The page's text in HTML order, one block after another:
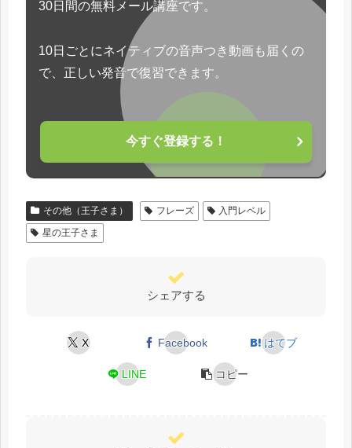
30日間の無料メール講座です。
10日ごとにネイティブの音声つき動画も届くの
で、正しい発音で復習できます。
今すぐ登録する！
その他（王子さま） フレーズ
入門レベル
星の王子さま
シェアする
X Facebook はてブ
LINE コピー